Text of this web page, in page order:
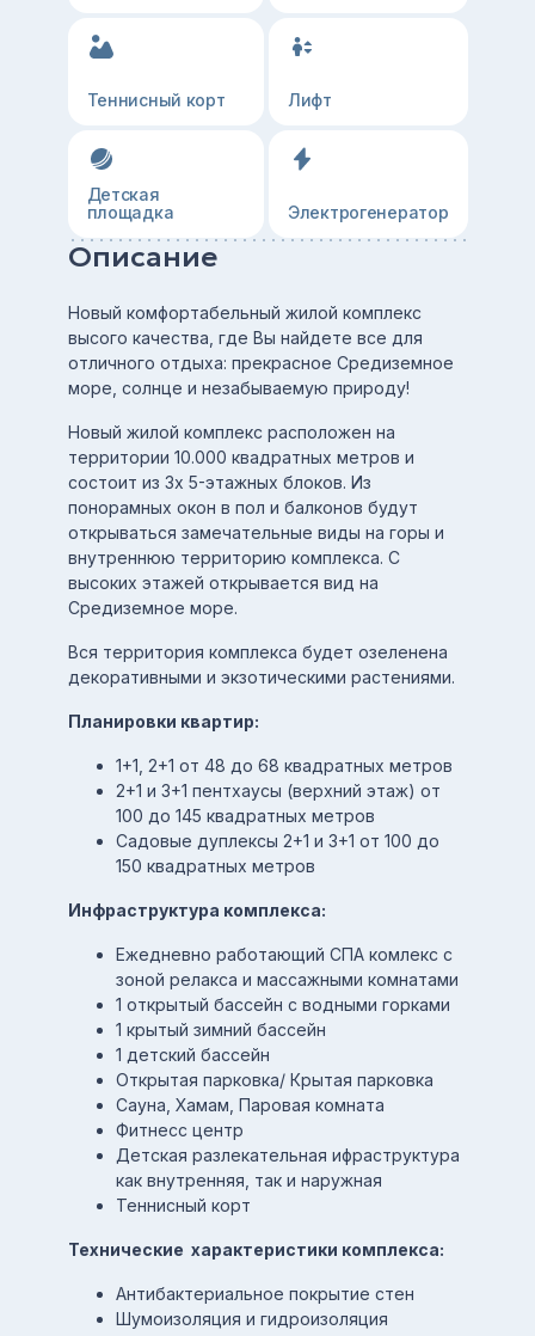
Теннисный корт Лифт
Детская
площадка
Электрогенератор
Описание
Новый комфортабельный жилой комплекс
высого качества, где Вы найдете все для
отличного отдыха: прекрасное Средиземное
море, солнце и незабываемую природу!
Новый жилой комплекс расположен на
территории 10.000 квадратных метров и
состоит из 3х 5-этажных блоков. Из
понорамных окон в пол и балконов будут
открываться замечательные виды на горы и
внутреннюю территорию комплекса. С
высоких этажей открывается вид на
Средиземное море.
Вся территория комплекса будет озеленена
декоративными и экзотическими растениями.
Планировки квартир:
1+1, 2+1 от 48 до 68 квадратных метров
2+1 и 3+1 пентхаусы (верхний этаж) от
100 до 145 квадратных метров
Садовые дуплексы 2+1 и 3+1 от 100 до
150 квадратных метров
Инфраструктура комплекса:
Ежедневно работающий СПА комлекс с
зоной релакса и массажными комнатами
1 открытый бассейн с водными горками
1 крытый зимний бассейн
1 детский бассейн
Открытая парковка/ Крытая парковка
Сауна, Хамам, Паровая комната
Фитнесс центр
Детская разлекательная ифраструктура
как внутренняя, так и наружная
Теннисный корт
Технические характеристики комплекса:
Антибактериальное покрытие стен
Шумоизоляция и гидроизоляция